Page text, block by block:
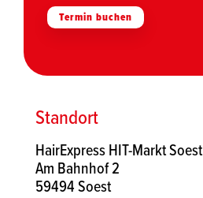
Termin buchen
Standort
HairExpress HIT-Markt Soest
Am Bahnhof 2
59494 Soest